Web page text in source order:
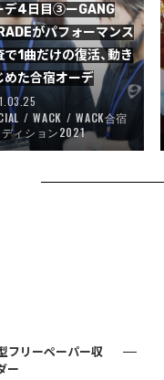
デ4日目③ーGANG
がパフォーマンス
で1曲だけの復活、動き
めた合宿オーデ
WACK
WACK合宿
ィション2021
フリーペーパー収
ー